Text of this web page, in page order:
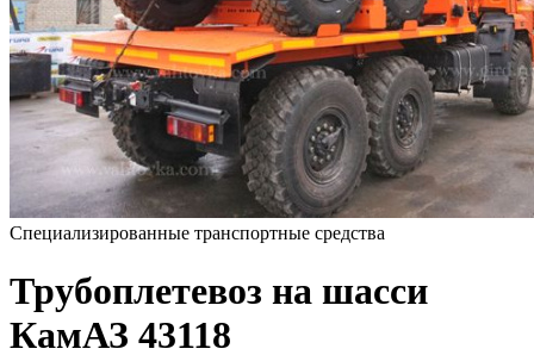
Специализированные транспортные средства
Трубоплетевоз на шасси
КамАЗ 43118